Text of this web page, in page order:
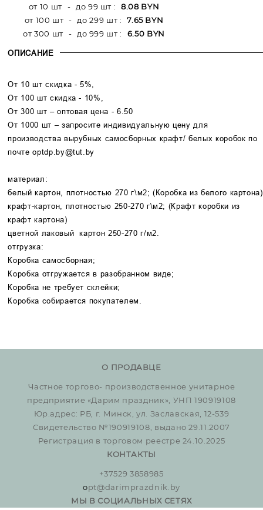
от 10 шт - до 99 шт :
8.08 BYN
от 100 шт - до 299 шт:
7.65 BYN
от 300 шт - до 999 шт: 6.50 BYN
ОПИСАНИЕ
От 10 шт скидка - 5%,
От 100 шт скидка - 10%,
От 300 шт – оптовая цена - 6.50
От 1000 шт – запросите индивидуальную цену для
производства вырубных самосборных крафт/ белых коробок по
почтеoptdp.by@tut.by
материал:
белый картон, плотностью 270 г\м2; (Коробка из белого картона)
крафт-картон, плотностью 250-270 г\м2; (Крафт коробки из
крафт картона)
цветной лаковый картон 250-270 г/м2.
отгрузка:
Коробка самосборная;
Коробка отгружается в разобранном виде;
Коробка не требует склейки;
Коробка собирается покупателем.
О ПРОДАВЦЕ
Частное торгово- производственное унитарное
предприятие «Дарим праздник», УНП 190919108
Юр.адрес: РБ, г. Минск, ул. Заславская, 12-539
Свидетельство №190919108, выдано 29.11.2007
Регистрация в торговом реестре 24.10.2025
КОНТАКТЫ
+37529 3858985
opt@darimprazdnik.by
МЫ В СОЦИАЛЬНЫХ СЕТЯХ